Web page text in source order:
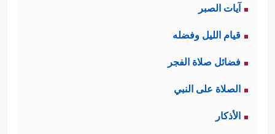
آيات الصبر
قيام الليل وفضله
فضائل صلاة الفجر
الصلاة على النبي
الأذكار